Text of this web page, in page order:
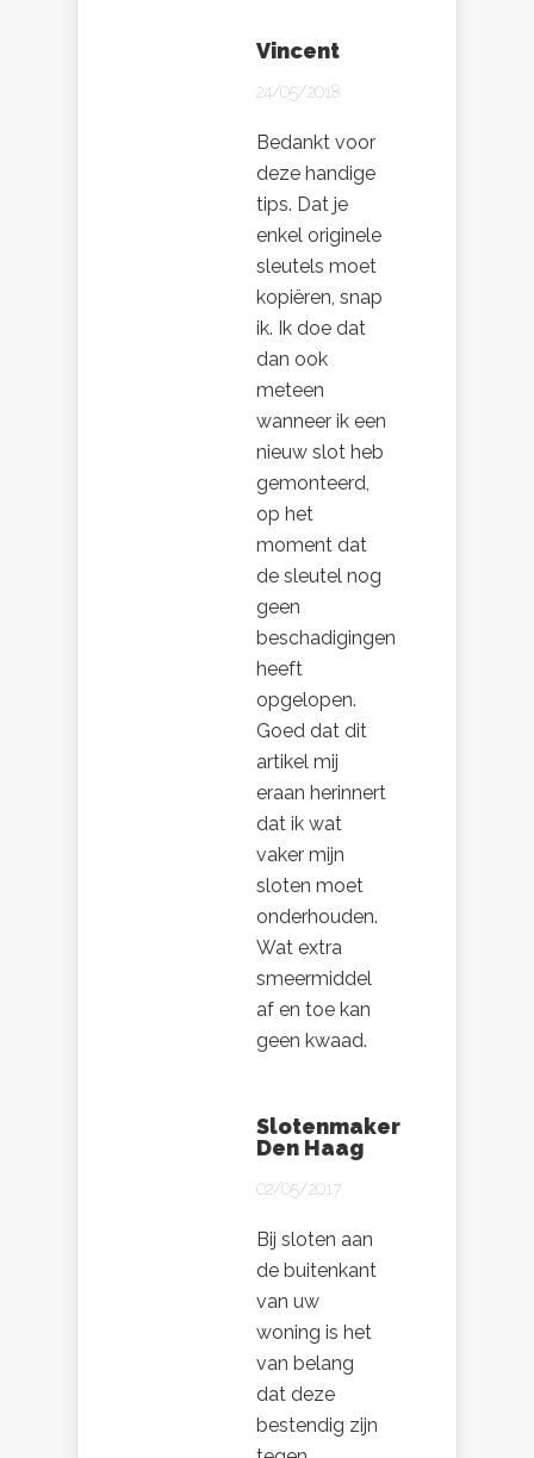
Vincent
24/05/2018
Bedankt voor
deze handige
tips. Dat je
enkel originele
sleutels moet
kopiëren, snap
ik. Ik doe dat
dan ook
meteen
wanneer ik een
nieuw slot heb
gemonteerd,
op het
moment dat
de sleutel nog
geen
beschadigingen
heeft
opgelopen.
Goed dat dit
artikel mij
eraan herinnert
dat ik wat
vaker mijn
sloten moet
onderhouden.
Wat extra
smeermiddel
af en toe kan
geen kwaad.
Slotenmaker
Den Haag
02/05/2017
Bij sloten aan
de buitenkant
van uw
woning is het
van belang
dat deze
bestendig zijn